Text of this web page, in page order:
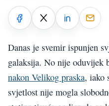
Danas je svemir ispunjen
galaksija. No nije oduvijek
nakon Velikog praska, iako
svjetlost nije mogla